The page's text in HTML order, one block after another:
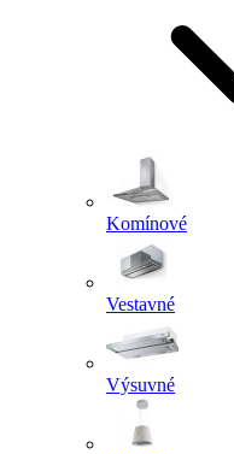
Komínové
Vestavné
Výsuvné